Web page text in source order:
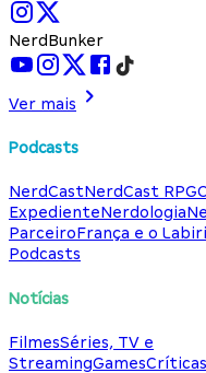
NerdBunker
Ver mais
Podcasts
NerdCastNerdCast RPG
ExpedienteNerdologia
ParceiroFrança e o
Podcasts
Notícias
FilmesSéries, TV e
StreamingGamesCríticas